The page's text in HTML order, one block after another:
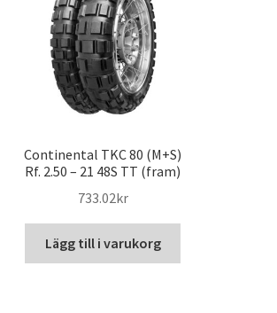
Continental TKC 80 (M+S)
Rf. 2.50 – 21 48S TT (fram)
733.02kr
Lägg till i varukorg